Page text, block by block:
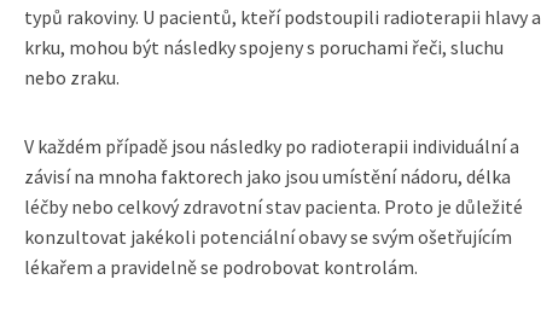
typů rakoviny. U pacientů, kteří podstoupili radioterapii hlavy a
krku, mohou být následky spojeny s poruchami řeči, sluchu
nebo zraku.
V každém případě jsou následky po radioterapii individuální a
závisí na mnoha faktorech jako jsou umístění nádoru, délka
léčby nebo celkový zdravotní stav pacienta. Proto je důležité
konzultovat jakékoli potenciální obavy se svým ošetřujícím
lékařem a pravidelně se podrobovat kontrolám.